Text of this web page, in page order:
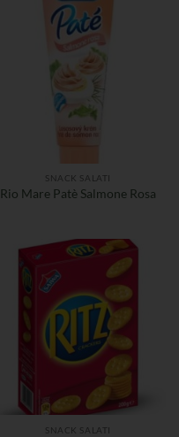
SNACK SALATI
Rio Mare Patè Salmone Rosa
SNACK SALATI